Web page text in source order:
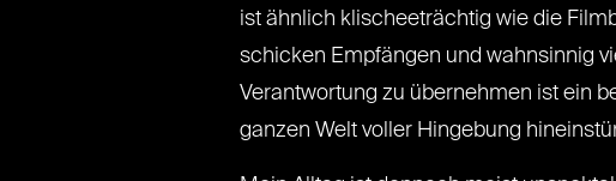
ist ähnlich klischeeträchtig wie die
schicken Empfängen und wahnsinnig
Verantwortung zu übernehmen ist ein
ganzen Welt voller Hingebung